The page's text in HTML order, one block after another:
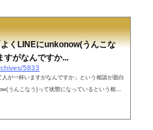
くLINEにunkonow(うんこな
すがなんですか...
5833
人が一杯いますがなんですか」という相談が面白
うんこなう)って状態になっているという相談